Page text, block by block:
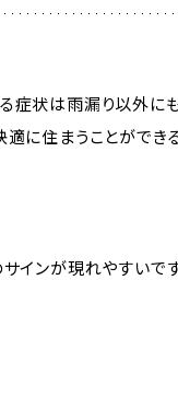
状は雨漏り以外にも
に住まうことができ
インが現れやすいです